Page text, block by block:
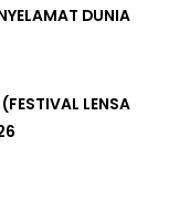
DUNIA
LENSA